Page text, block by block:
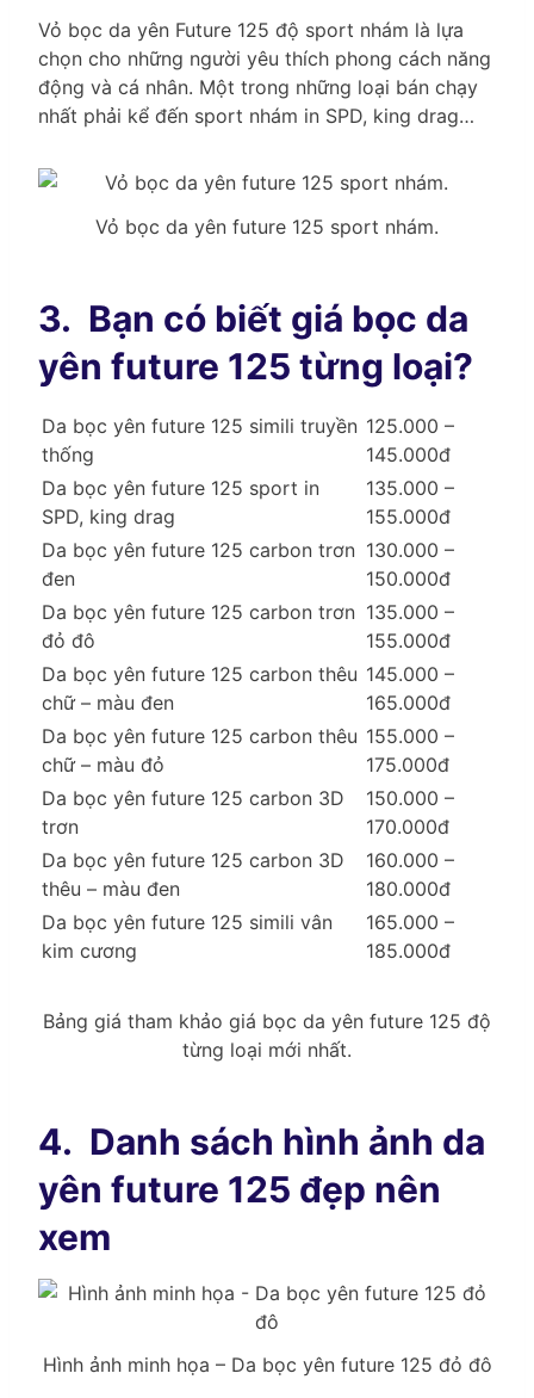
Vỏ bọc da yên Future 125 độ sport nhám là lựa
chọn cho những người yêu thích phong cách năng
động và cá nhân. Một trong những loại bán chạy
nhất phải kể đến sport nhám in SPD, king drag…
Vỏ bọc da yên future 125 sport nhám.
3. Bạn có biết giá bọc da
yên future 125 từng loại?
Da bọc yên future 125 simili truyền
thống
125.000 –
145.000đ
Da bọc yên future 125 sport in
SPD, king drag
135.000 –
155.000đ
Da bọc yên future 125 carbon trơn
đen
130.000 –
150.000đ
Da bọc yên future 125 carbon trơn
đỏ đô
135.000 –
155.000đ
Da bọc yên future 125 carbon thêu
chữ – màu đen
145.000 –
165.000đ
Da bọc yên future 125 carbon thêu
chữ – màu đỏ
155.000 –
175.000đ
Da bọc yên future 125 carbon 3D
trơn
150.000 –
170.000đ
Da bọc yên future 125 carbon 3D
thêu – màu đen
160.000 –
180.000đ
Da bọc yên future 125 simili vân
kim cương
165.000 –
185.000đ
Bảng giá tham khảo giá bọc da yên future 125 độ
từng loại mới nhất.
4. Danh sách hình ảnh da
yên future 125 đẹp nên
xem
Hình ảnh minh họa – Da bọc yên future 125 đỏ đô